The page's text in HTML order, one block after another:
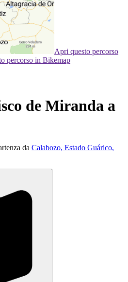
Apri questo percorso
percorso in Bikemap
de Miranda a
da Calabozo, Estado Guárico,